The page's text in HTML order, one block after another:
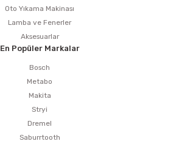
Oto Yıkama Makinası
Lamba ve Fenerler
Aksesuarlar
En Popüler Markalar
Bosch
Metabo
Makita
Stryi
Dremel
Saburrtooth